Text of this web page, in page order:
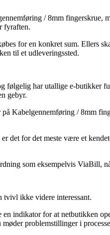
/ 8mm fingerskrue,
fyraften.
for en konkret sum. Ellers
til et udleveringssted.
har utallige e-butikker
gebyr.
Kabelgennemføring / 8mm
for det meste være et
som eksempelvis ViaBill,
tvivl ikke videre interessant.
indikator for at netbutikken
problemstillinger i